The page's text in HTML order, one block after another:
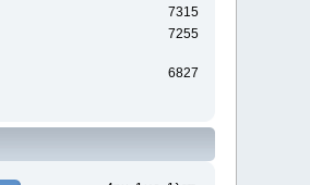
7315
7255
6827